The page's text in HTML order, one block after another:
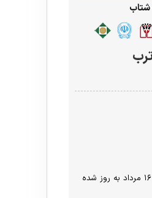
شتاب
قیمت محصولات سایت امروز ،جمعه ۱۶ مرداد به روز شده